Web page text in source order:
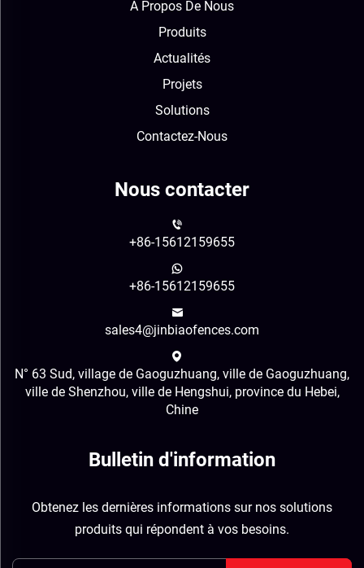
À Propos De Nous
Produits
Actualités
Projets
Solutions
Contactez-Nous
Nous contacter
+86-15612159655
+86-15612159655
sales4@jinbiaofences.com
N° 63 Sud, village de Gaoguzhuang, ville de Gaoguzhuang,
ville de Shenzhou, ville de Hengshui, province du Hebei,
Chine
Bulletin d'information
Obtenez les dernières informations sur nos solutions
produits qui répondent à vos besoins.